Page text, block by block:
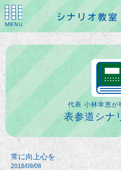
代表 小林幸恵が
表参道シナ
常に向上心を
2016/09/08